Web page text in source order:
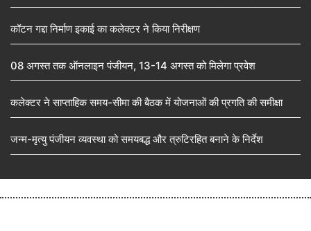
कॉटन गद्दा निर्माण इकाई का कलेक्टर ने किया निरीक्षण
08 अगस्त तक ऑनलाइन पंजीयन, 13-14 अगस्त को मिलेगा प्रवेश
कलेक्टर ने साप्ताहिक समय-सीमा की बैठक में योजनाओं की प्रगति की समीक्षा
जन्म-मृत्यु पंजीयन व्यवस्था को समयबद्ध और त्रुटिरहित बनाने के निर्देश